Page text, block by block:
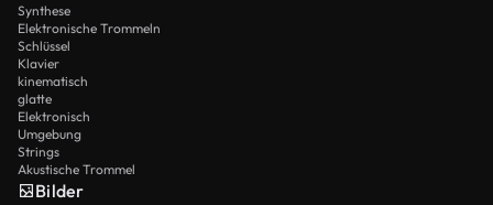
Synthese
Elektronische Trommeln
Schlüssel
Klavier
kinematisch
glatte
Elektronisch
Umgebung
Strings
Akustische Trommel
Bilder